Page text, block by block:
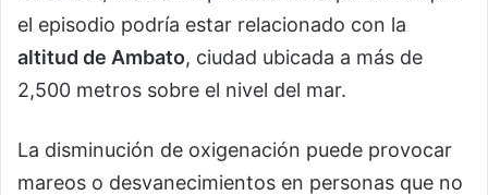
el episodio podría estar relacionado con la
altitud de Ambato, ciudad ubicada a más de
2,500 metros sobre el nivel del mar.
La disminución de oxigenación puede provocar
mareos o desvanecimientos en personas que no